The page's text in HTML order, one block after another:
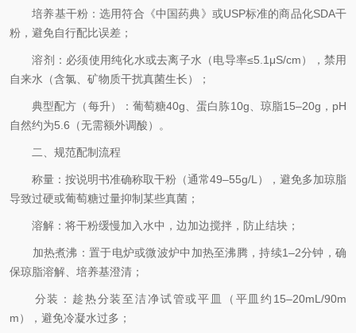
培养基干粉：选用符合《中国药典》或USP标准的商品化SDA干
粉，避免自行配比误差；
溶剂：必须使用纯化水或去离子水（电导率≤5.1μS/cm），禁用
自来水（含氯、矿物质干扰真菌生长）；
典型配方（每升）：葡萄糖40g、蛋白胨10g、琼脂15–20g，pH
自然约为5.6（无需额外调酸）。
二、规范配制流程
称量：按说明书准确称取干粉（通常49–55g/L），避免多加琼脂
导致过硬或葡萄糖过量抑制某些真菌；
溶解：将干粉缓慢加入水中，边加边搅拌，防止结块；
加热煮沸：置于电炉或微波炉中加热至沸腾，持续1–2分钟，确
保琼脂溶解、培养基澄清；
分装：趁热分装至洁净试管或平皿（平皿约15–20mL/90m
m），避免冷凝水过多；